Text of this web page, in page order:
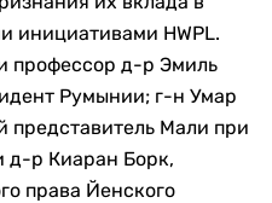
инициативами HWPL.
профессор д-р Эмиль
Румынии; г-н Умар
представитель Мали при
р Киаран Борк,
права Йенского